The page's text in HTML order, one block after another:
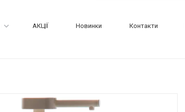
АКЦІЇ Новинки Контакти